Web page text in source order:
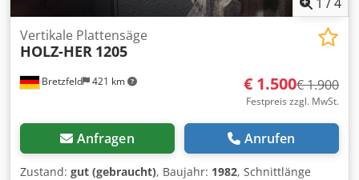
Bretzfeld 421 km
Vertikale Plattensäge
HOLZ-HER 1205
€ 1.500€ 1.900
Festpreis zzgl. MwSt.
Anfragen Anrufen
Zustand: gut (gebraucht), Baujahr: 1982, Schnittlänge